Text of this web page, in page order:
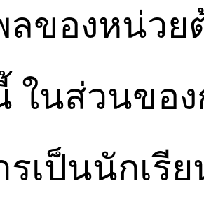
ลของหน่วย
ในส่วนขอ
รเป็นนักเรี